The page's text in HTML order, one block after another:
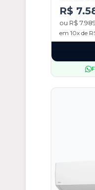
R$
ou R$
em 10x de